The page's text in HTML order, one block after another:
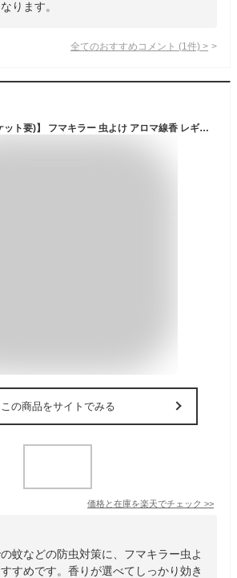
ります。
全てのおすすめコメント (1 件) >
【最短当日お届け(チケット要)】 フマキラー 虫よけ アロマ線香 レギュラーサイズ5色パック 函入 50巻(各10巻) 【フマキラー 蚊とり線香 アロマ線香】 蚊取り線香
この商品をサイトでみる
価格と在庫を楽天でチェック >>
蚊などの防虫対策に、フマキラー虫よ
すめです。香りが選べてしっかり効き